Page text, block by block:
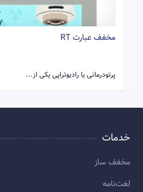
مخفف عبارت RT
پرتودرمانی یا رادیوتراپی یکی از...
خدمات
مخفف ساز
لغت‌نامه